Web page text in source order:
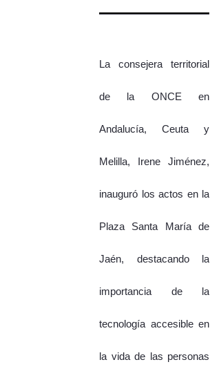
La consejera territorial
de la ONCE en
Andalucía, Ceuta y
Melilla, Irene Jiménez,
inauguró los actos en la
Plaza Santa María de
Jaén, destacando la
importancia de la
tecnología accesible en
la vida de las personas